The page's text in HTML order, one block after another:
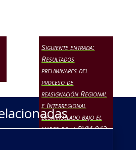
Siguiente entrada:
Resultados
preliminares del
proceso de
reasignación Regional
e Interregional
desarrollado bajo el
marco de la RVM 042-